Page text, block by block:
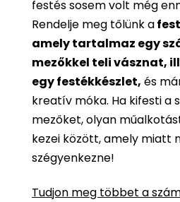
festés sosem volt még
Rendelje meg tőlünk a
amely tartalmaz egy
mezőkkel teli vásznat,
egy festékkészlet, és
kreatív móka. Ha kifesti a
mezőket, olyan
kezei között, amely miatt
szégyenkezne!
Tudjon meg többet a